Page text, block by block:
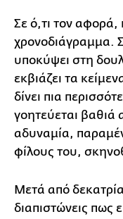
Σε ό,τι τον αφορά,
χρονοδιάγραμμα.
υποκύψει στη
εκβιάζει τα
δίνει πια
γοητεύεται βαθιά
αδυναμία,
φίλους του,
Μετά από
διαπιστώνεις πως